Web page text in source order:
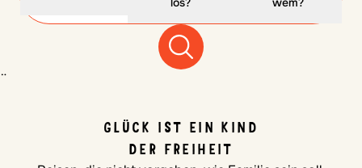
¨
GLÜCK IST EIN KIND
DER FREIHEIT